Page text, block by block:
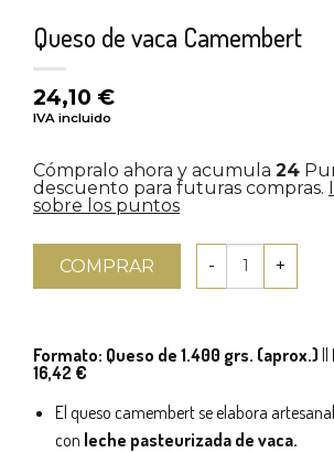
Queso de vaca Camembert
24,10 €
IVA incluido
Cómpralo ahora y acumula 24
descuento para futuras compras.
sobre los puntos
COMPRAR
Formato: Queso de 1.400 grs. (aprox.) ||
16,42 €
El queso camembert se elabora
con leche pasteurizada de vaca.